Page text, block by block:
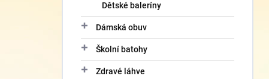
Dětské baleríny
Dámská obuv
Školní batohy
Zdravé láhve